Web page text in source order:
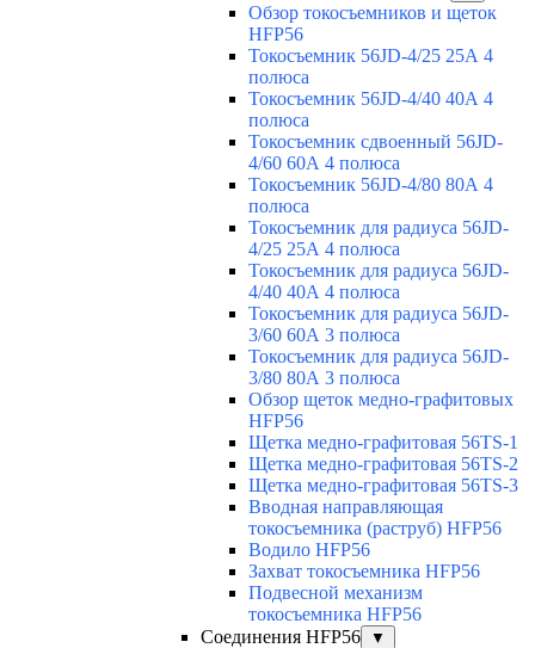
Обзор токосъемников и щеток
HFP56
Токосъемник 56JD-4/25 25А 4
полюса
Токосъемник 56JD-4/40 40А 4
полюса
Токосъемник сдвоенный 56JD-
4/60 60А 4 полюса
Токосъемник 56JD-4/80 80А 4
полюса
Токосъемник для радиуса 56JD-
4/25 25А 4 полюса
Токосъемник для радиуса 56JD-
4/40 40А 4 полюса
Токосъемник для радиуса 56JD-
3/60 60А 3 полюса
Токосъемник для радиуса 56JD-
3/80 80А 3 полюса
Обзор щеток медно-графитовых
HFP56
Щетка медно-графитовая 56TS-1
Щетка медно-графитовая 56TS-2
Щетка медно-графитовая 56TS-3
Вводная направляющая
токосъемника (раструб) HFP56
Водило HFP56
Захват токосъемника HFP56
Подвесной механизм
токосъемника HFP56
Соединения HFP56
▼